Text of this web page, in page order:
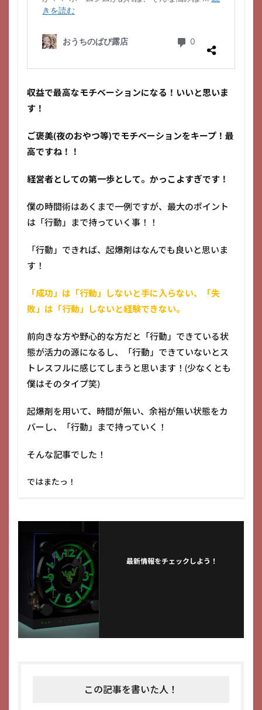
収益で最高なモチベーションになる！いいと思いま
す！
ご褒美(夜のおやつ等)でモチベーションをキープ！最
高ですね！！
経営者としての第一歩として。かっこよすぎです！
僕の時間術はあくまで一例ですが、最大のポイント
は「行動」まで持っていく事！！
「行動」できれば、起爆剤はなんでも良いと思いま
す！
「成功」は「行動」しないと手に入らない、「失
敗」は「行動」しないと経験できない。
前向きな方や野心的な方だと「行動」できている状
態が活力の源になるし、「行動」できていないとス
トレスフルに感じてしまうと思います！(少なくとも
僕はそのタイプ笑)
起爆剤を用いて、時間が無い、余裕が無い状態をカ
バーし、「行動」まで持っていく！
そんな記事でした！
ではまたっ！
最新情報をチェックしよう！
この記事を書いた人！